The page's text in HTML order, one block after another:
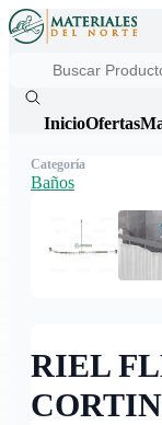
InicioOfertas
RIEL
Categoría
Baños